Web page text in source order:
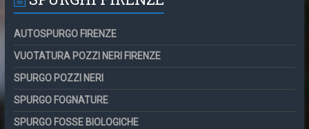
AUTOSPURGO FIRENZE
VUOTATURA POZZI NERI FIRENZE
SPURGO POZZI NERI
SPURGO FOGNATURE
SPURGO FOSSE BIOLOGICHE